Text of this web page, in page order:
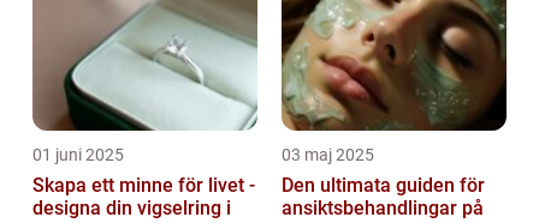
01 juni 2025
Skapa ett minne för livet -
designa din vigselring i
03 maj 2025
Den ultimata guiden för
ansiktsbehandlingar på